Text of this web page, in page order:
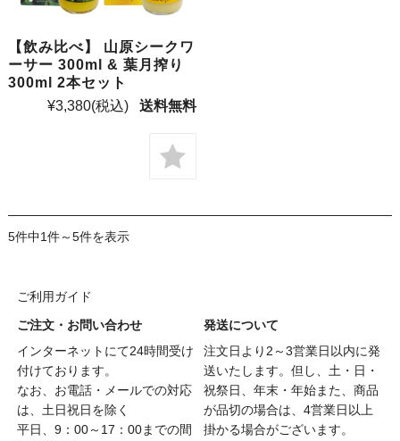
【飲み比べ】 山原シークワ
ーサー 300ml & 葉月搾り
300ml 2本セット
¥3,380(税込) 送料無料
5件中1件～5件を表示
ご利用ガイド
ご注文・お問い合わせ
インターネットにて24時間受け
付けております。
なお、お電話・メールでの対応
は、土日祝日を除く
平日、9：00～17：00までの間
発送について
注文日より2～3営業日以内に発
送いたします。但し、土・日・
祝祭日、年末・年始また、商品
が品切の場合は、4営業日以上
掛かる場合がございます。